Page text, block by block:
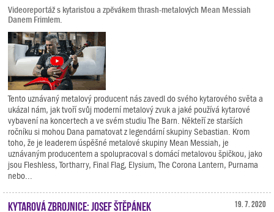
Videoreportáž s kytaristou a zpěvákem thrash-metalových Mean Messiah
Danem Frimlem.
Tento uznávaný metalový producent nás zavedl do svého kytarového světa a
ukázal nám, jak tvoří svůj moderní metalový zvuk a jaké používá kytarové
vybavení na koncertech a ve svém studiu The Barn. Někteří ze starších
ročníku si mohou Dana pamatovat z legendární skupiny Sebastian. Krom
toho, že je leaderem úspěšné metalové skupiny Mean Messiah, je
uznávaným producentem a spolupracoval s domácí metalovou špičkou, jako
jsou Fleshless, Tortharry, Final Flag, Elysium, The Corona Lantern, Purnama
nebo...
19. 7. 2020
Kytarová zbrojnice: Josef Štěpánek